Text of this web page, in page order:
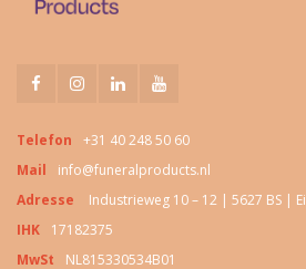
Telefon
+31 40 248 50 60
Mail
info@funeralproducts.nl
Adresse
Industrieweg 10 – 12 | 5627 BS |
IHK
17182375
MwSt
NL815330534B01